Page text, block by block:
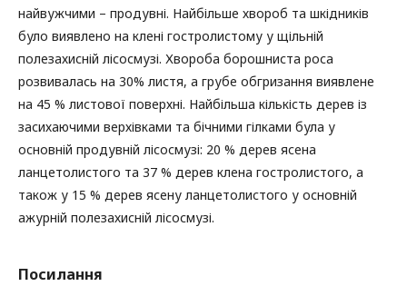
найвужчими – продувні. Найбільше хвороб та шкідників
було виявлено на клені гостролистому у щільній
полезахисній лісосмузі. Хвороба борошниста роса
розвивалась на 30% листя, а грубе обгризання виявлене
на 45 % листової поверхні. Найбільша кількість дерев із
засихаючими верхівками та бічними гілками була у
основній продувній лісосмузі: 20 % дерев ясена
ланцетолистого та 37 % дерев клена гостролистого, а
також у 15 % дерев ясену ланцетолистого у основній
ажурній полезахисній лісосмузі.
Посилання